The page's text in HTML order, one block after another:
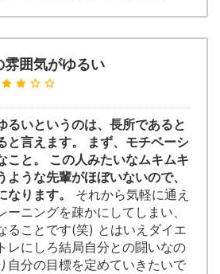
雰囲気がゆるい
るいというのは、長所であると
と言えます。 まず、モチベーシ
こと。 この人みたいなムキムキ
ような先輩がほぼいないので、
ります。
それから気軽に通え
ーニングを疎かにしてしまい、
ることです(笑) とはいえダイエ
レにしろ結局自分との闘いなの
自分の目標を定めていきたいで